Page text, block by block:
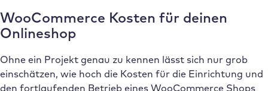
WooCommerce Kosten für deinen
Onlineshop
Ohne ein Projekt genau zu kennen lässt sich nur grob
einschätzen, wie hoch die Kosten für die Einrichtung und
den fortlaufenden Betrieb eines WooCommerce Shops